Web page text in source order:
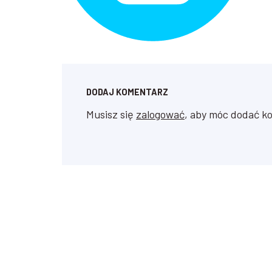
DODAJ KOMENTARZ
Musisz się zalogować, aby móc dodać